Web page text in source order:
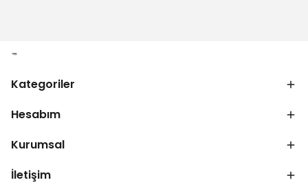
Kategoriler
Hesabım
Kurumsal
İletişim